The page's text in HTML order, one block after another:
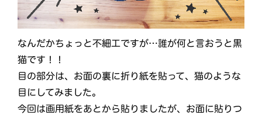
なんだかちょっと不細工ですが…誰が何と言おうと黒
猫です！！
目の部分は、お面の裏に折り紙を貼って、猫のような
目にしてみました。
今回は画用紙をあとから貼りましたが、お面に貼りつ